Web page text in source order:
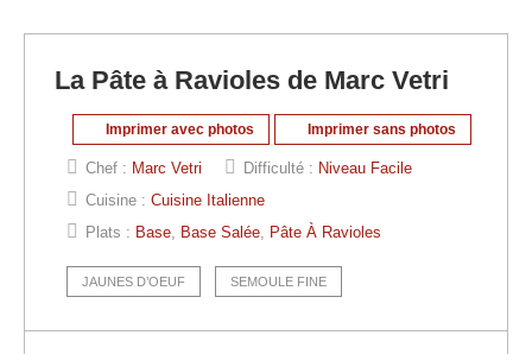
La Pâte à Ravioles de Marc Vetri
Imprimer avec photos Imprimer sans photos
Chef : Marc Vetri Difficulté : Niveau Facile
Cuisine : Cuisine Italienne
Plats : Base Base Salée Pâte À Ravioles
JAUNES D’OEUF SEMOULE FINE